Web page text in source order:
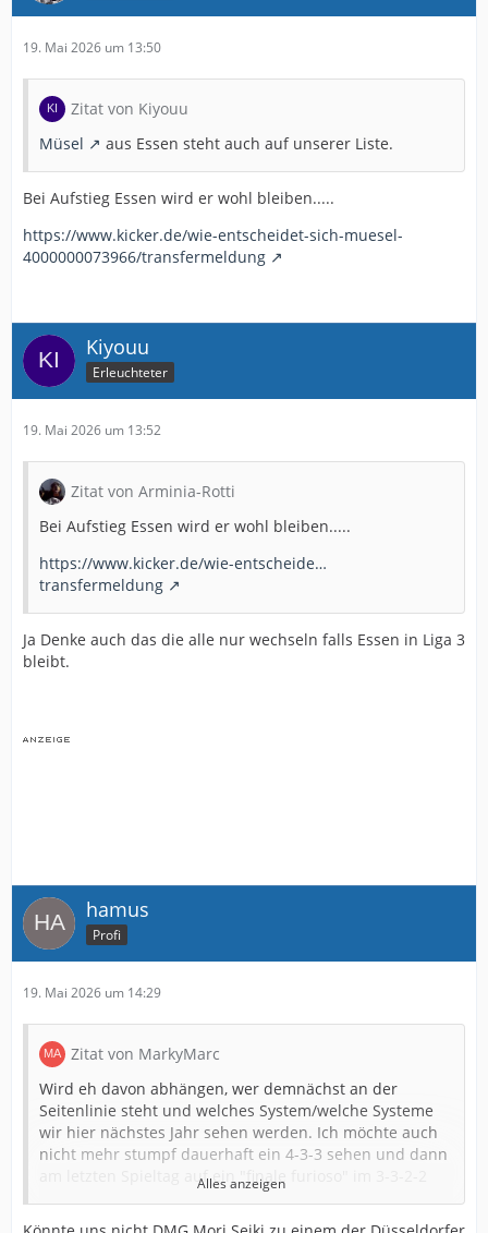
19. Mai 2026 um 13:50
Zitat von Kiyouu
Müsel
aus Essen steht auch auf unserer Liste.
Bei Aufstieg Essen wird er wohl bleiben.....
https://www.kicker.de/wie-entscheidet-sich-muesel-
4000000073966/transfermeldung
Kiyouu
Erleuchteter
19. Mai 2026 um 13:52
Zitat von Arminia-Rotti
Bei Aufstieg Essen wird er wohl bleiben.....
https://www.kicker.de/wie-entscheide…
transfermeldung
Ja Denke auch das die alle nur wechseln falls Essen in Liga 3
bleibt.
hamus
Profi
19. Mai 2026 um 14:29
Zitat von MarkyMarc
Wird eh davon abhängen, wer demnächst an der
Seitenlinie steht und welches System/welche Systeme
wir hier nächstes Jahr sehen werden. Ich möchte auch
nicht mehr stumpf dauerhaft ein 4-3-3 sehen und dann
am letzten Spieltag auf ein "finale furioso" im 3-3-2-2
Alles anzeigen